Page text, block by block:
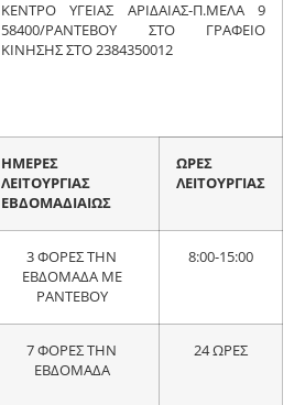
ΚΕΝΤΡΟ ΥΓΕΙΑΣ ΑΡΙΔΑΙΑΣ-Π.ΜΕΛΑ 9
58400/ΡΑΝΤΕΒΟΥ ΣΤΟ ΓΡΑΦΕΙΟ
ΚΙΝΗΣΗΣ ΣΤΟ 2384350012
ΗΜΕΡΕΣ
ΛΕΙΤΟΥΡΓΙΑΣ
ΕΒΔΟΜΑΔΙΑΙΩΣ
ΩΡΕΣ
ΛΕΙΤΟΥΡΓΙΑΣ
3 ΦΟΡΕΣ ΤΗΝ
ΕΒΔΟΜΑΔΑ ΜΕ
ΡΑΝΤΕΒΟΥ
8:00-15:00
7 ΦΟΡΕΣ ΤΗΝ
ΕΒΔΟΜΑΔΑ
24 ΩΡΕΣ